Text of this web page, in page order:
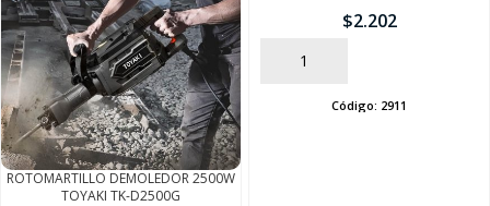
ROTOMARTILLO DEMOLEDOR 2500W
TOYAKI TK-D2500G
$2.202
AÑADIR
Código: 2911
SEGUÍ COMPRANDO
FINALIZÁ TU COMPRA